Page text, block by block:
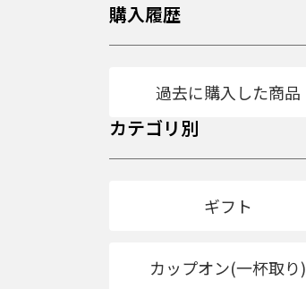
購入履歴
過去に購入した商品
カテゴリ別
ギフト
カップオン(一杯取り)